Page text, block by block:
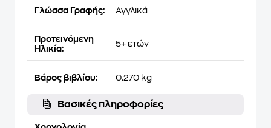
Γλώσσα Γραφής: Αγγλικά
Προτεινόμενη
Ηλικία:
5+ ετών
Βάρος βιβλίου: 0.270 kg
Βασικές πληροφορίες